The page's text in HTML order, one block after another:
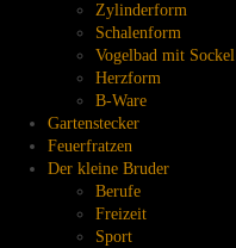
Zylinderform
Schalenform
Vogelbad mit Sockel
Herzform
B-Ware
Gartenstecker
Feuerfratzen
Der kleine Bruder
Berufe
Freizeit
Sport